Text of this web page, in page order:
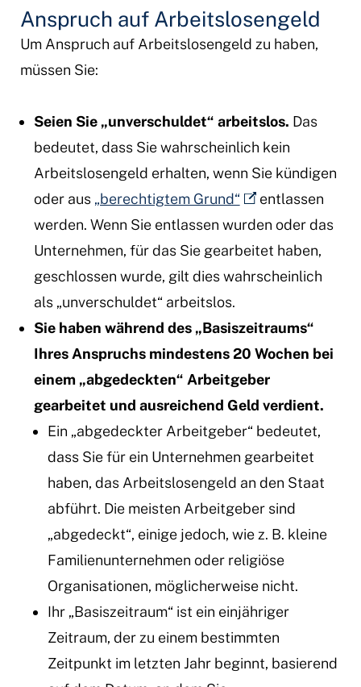
Anspruch auf Arbeitslosengeld
Um Anspruch auf Arbeitslosengeld zu haben,
müssen Sie:
Seien Sie „unverschuldet“ arbeitslos. Das
bedeutet, dass Sie wahrscheinlich kein
Arbeitslosengeld erhalten, wenn Sie kündigen
oder aus „berechtigtem Grund“
entlassen
werden. Wenn Sie entlassen wurden oder das
Unternehmen, für das Sie gearbeitet haben,
geschlossen wurde, gilt dies wahrscheinlich
als „unverschuldet“ arbeitslos.
Sie haben während des „Basiszeitraums“
Ihres Anspruchs mindestens 20 Wochen bei
einem „abgedeckten“ Arbeitgeber
gearbeitet und ausreichend Geld verdient.
Ein „abgedeckter Arbeitgeber“ bedeutet,
dass Sie für ein Unternehmen gearbeitet
haben, das Arbeitslosengeld an den Staat
abführt. Die meisten Arbeitgeber sind
„abgedeckt“, einige jedoch, wie z. B. kleine
Familienunternehmen oder religiöse
Organisationen, möglicherweise nicht.
Ihr „Basiszeitraum“ ist ein einjähriger
Zeitraum, der zu einem bestimmten
Zeitpunkt im letzten Jahr beginnt, basierend